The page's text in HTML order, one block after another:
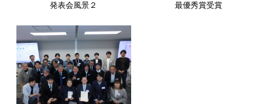
発表会風景２ 最優秀賞受賞